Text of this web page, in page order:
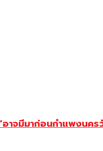
าจมีมาก่อนกำแพงนคร